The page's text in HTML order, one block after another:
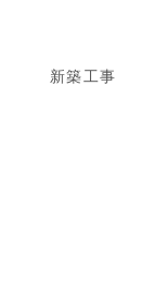
新築工事